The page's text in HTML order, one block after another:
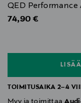
QED Performance
Original Price
74,90 €
TOIMITUSAIKA 2–4